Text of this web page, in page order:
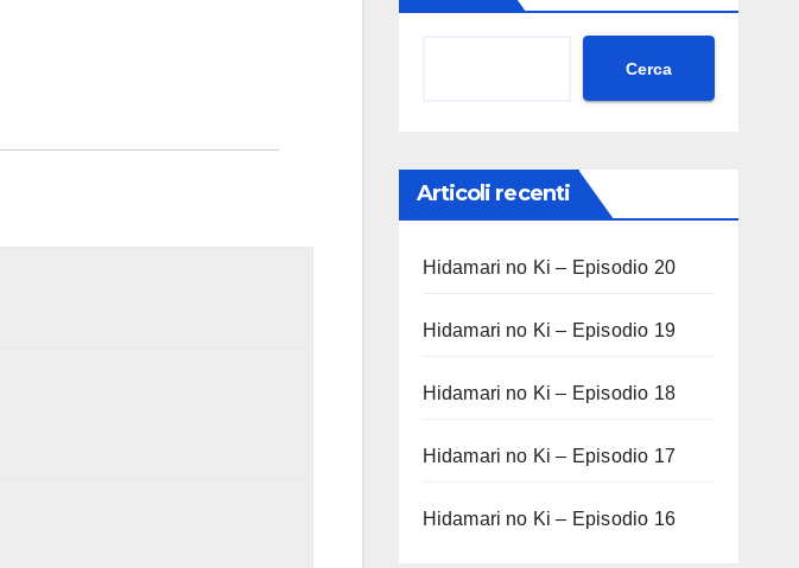
Cerca
Articoli recenti
Hidamari no Ki – Episodio 20
Hidamari no Ki – Episodio 19
Hidamari no Ki – Episodio 18
Hidamari no Ki – Episodio 17
Hidamari no Ki – Episodio 16